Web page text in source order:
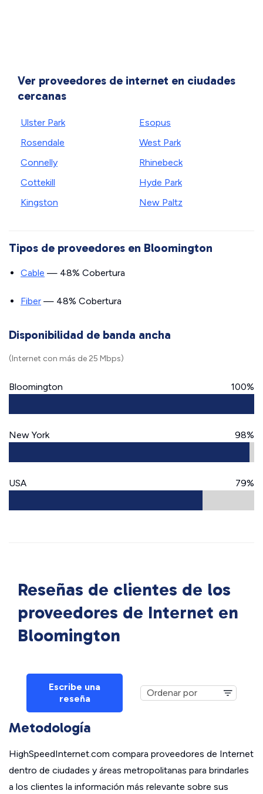
Ver proveedores de internet en ciudades
cercanas
Ulster Park
Rosendale
Connelly
Cottekill
Kingston
Esopus
West Park
Rhinebeck
Hyde Park
New Paltz
Tipos de proveedores en Bloomington
Cable — 48% Cobertura
Fiber — 48% Cobertura
Disponibilidad de banda ancha
(Internet con más de 25 Mbps)
Bloomington 100%
New York 98%
USA 79%
Reseñas de clientes de los
proveedores de Internet en
Bloomington
Escribe una
reseña
Metodología
HighSpeedInternet.com compara proveedores de Internet
dentro de ciudades y áreas metropolitanas para brindarles
a los clientes la información más relevante sobre sus